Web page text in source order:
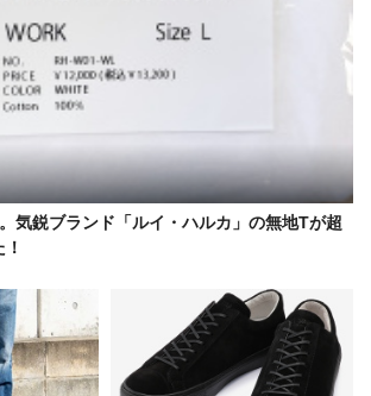
気鋭ブランド「ルイ・ハルカ」の無地Tが超